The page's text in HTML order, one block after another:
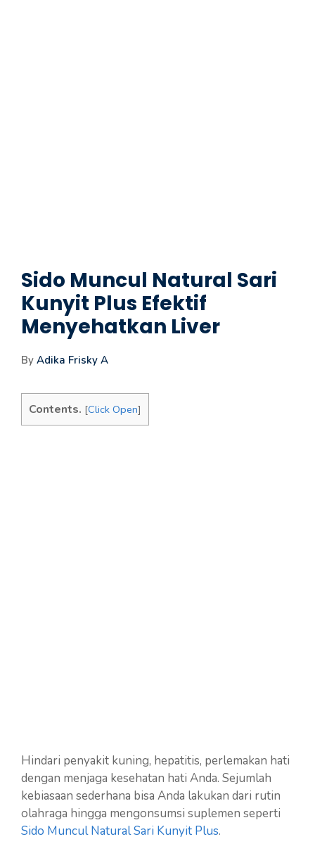
Sido Muncul Natural Sari
Kunyit Plus Efektif
Menyehatkan Liver
By Adika Frisky A
Contents. [Click Open]
Hindari penyakit kuning, hepatitis, perlemakan hati
dengan menjaga kesehatan hati Anda. Sejumlah
kebiasaan sederhana bisa Anda lakukan dari rutin
olahraga hingga mengonsumsi suplemen seperti
Sido Muncul Natural Sari Kunyit Plus.